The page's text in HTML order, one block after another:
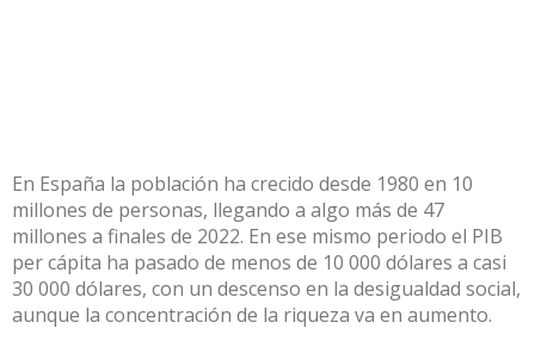
En España la población ha crecido desde 1980 en 10
millones de personas, llegando a algo más de 47
millones a finales de 2022. En ese mismo periodo el PIB
per cápita ha pasado de menos de 10 000 dólares a casi
30 000 dólares, con un descenso en la desigualdad social,
aunque la concentración de la riqueza va en aumento.